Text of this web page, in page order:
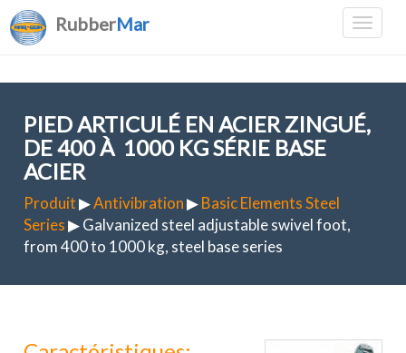
RubberMar
PIED ARTICULÉ EN ACIER ZINGUÉ,
DE 400 À 1000 KG SÉRIE BASE
ACIER
Produit▶Antivibration▶Basic Elements Steel
Series▶ Galvanized steel adjustable swivel foot,
from 400 to 1000 kg, steel base series